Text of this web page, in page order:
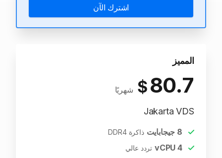
اشترك الآن
المميز
80.7
$ شهريًا
Jakarta VDS
8 جيجابايت ذاكرة DDR4
4
vCPU تردد عالي